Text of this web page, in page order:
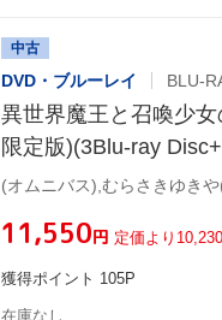
中古
DVD・ブルーレイ BLU-
異世界魔王と召喚少
限定版)(3Blu-ray
¥11,550円 定価より
獲得ポイント 105P
在庫なし